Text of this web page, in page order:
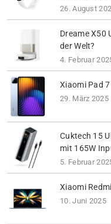
26. August
Dreame X50
der Welt?
4. Februar
Xiaomi Pad 7
29. März 2025
Cuktech 15
mit 165W
5. Februar
Xiaomi
10. Juni 2025